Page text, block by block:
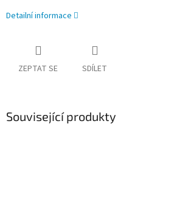
Detailní informace
ZEPTAT SE SDÍLET
Související produkty